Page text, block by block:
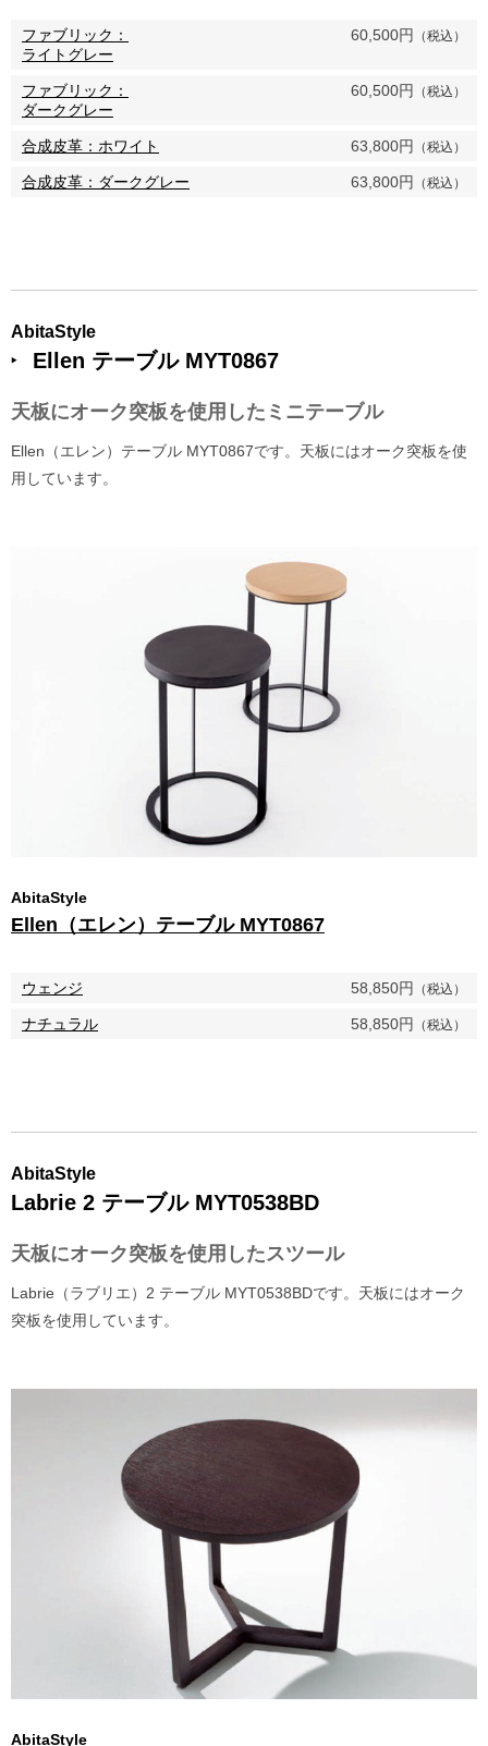
ファブリック：
ライトグレー
60,500円 （税込）
ファブリック：
ダークグレー
60,500円 （税込）
合成皮革：ホワイト 63,800円 （税込）
合成皮革：ダークグレー 63,800円 （税込）
AbitaStyle
Ellen テーブル MYT0867
天板にオーク突板を使用したミニテーブル
Ellen（エレン）テーブル MYT0867です。天板にはオーク突板を使
用しています。
AbitaStyle
Ellen（エレン）テーブル MYT0867
ウェンジ 58,850円 （税込）
ナチュラル 58,850円 （税込）
AbitaStyle
Labrie 2 テーブル MYT0538BD
天板にオーク突板を使用したスツール
Labrie（ラブリエ）2 テーブル MYT0538BDです。天板にはオーク
突板を使用しています。
AbitaStyle